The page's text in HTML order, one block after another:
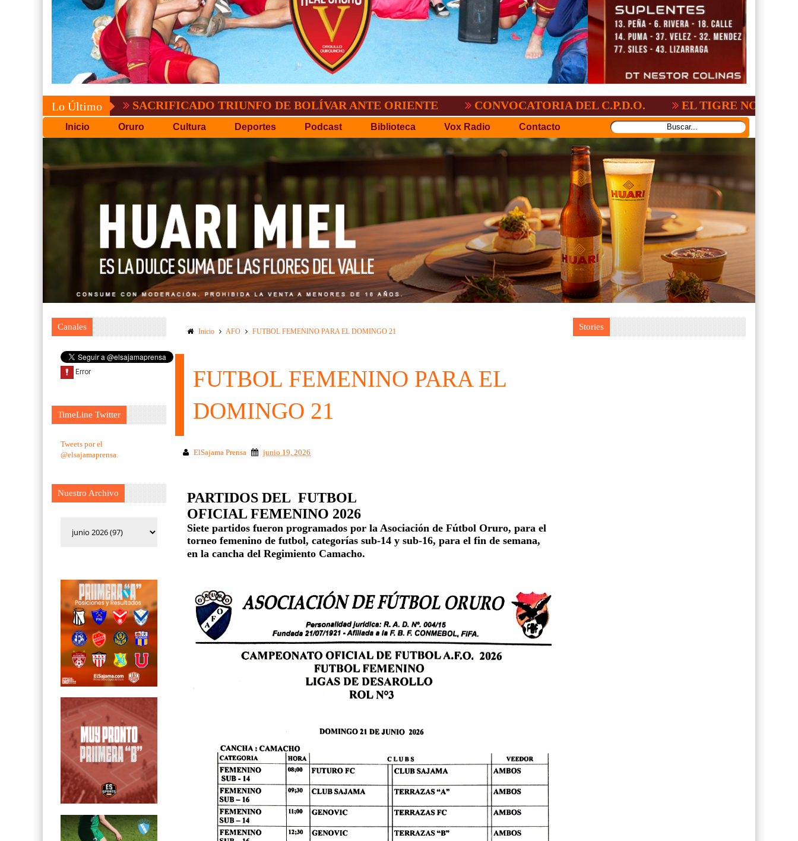
Lo Último
SACRIFICADO TRIUNFO DE BOLÍVAR ANTE ORIENTE CONVOCATORIA DEL C.P.D.O. EL TIGRE NO PERDONO A
Inicio Oruro Cultura Deportes Podcast Biblioteca Vox Radio Contacto
Canales
TimeLine Twitter
Tweets por el
@elsajamaprensa.
Nuestro Archivo
Inicio AFO FUTBOL FEMENINO PARA EL DOMINGO 21
FUTBOL FEMENINO PARA EL
DOMINGO 21
ElSajama Prensa junio 19, 2026
PARTIDOS DEL FUTBOL
OFICIAL FEMENINO 2026
Siete partidos fueron programados por la Asociación de Fútbol Oruro, para el
torneo femenino de futbol, categorías sub-14 y sub-16, para el fin de semana,
en la cancha del Regimiento Camacho.
Stories